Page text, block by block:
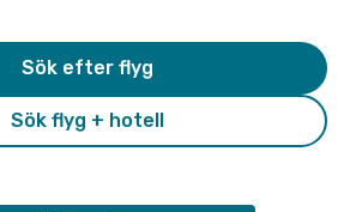
Sök flyg + hotell
Sök efter flyg